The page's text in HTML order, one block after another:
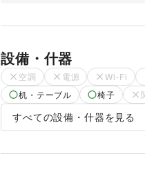
設備・什器
空調 電源 Wi-Fi
机・テーブル
椅子
すべての設備・什器を見る